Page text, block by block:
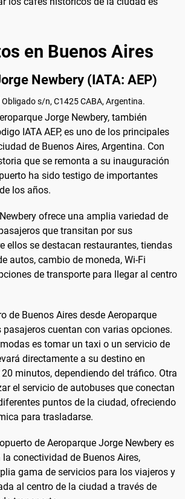
en Buenos Aires
Newbery (IATA: AEP)
s/n, C1425 CABA, Argentina.
Jorge Newbery, también
IATA AEP, es uno de los principales
de Buenos Aires, Argentina. Con
que se remonta a su inauguración
ha sido testigo de importantes
los años.
ofrece una amplia variedad de
que transitan por sus
ellos se destacan restaurantes, tiendas
autos, cambio de moneda, Wi-Fi
de transporte para llegar al centro
de Buenos Aires desde Aeroparque
pasajeros cuentan con varias opciones.
es tomar un taxi o un servicio de
directamente a su destino en
minutos, dependiendo del tráfico. Otra
el servicio de autobuses que conectan
puntos de la ciudad, ofreciendo
para trasladarse.
de Aeroparque Jorge Newbery es
conectividad de Buenos Aires,
gama de servicios para los viajeros y
al centro de la ciudad a través de